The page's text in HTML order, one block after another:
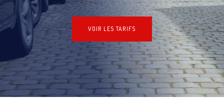
VOIR LES TARIFS
NOS TARIFS